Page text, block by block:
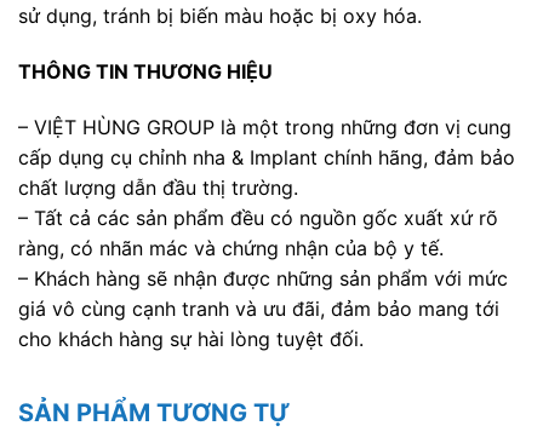
sử dụng, tránh bị biến màu hoặc bị oxy hóa.
THÔNG TIN THƯƠNG HIỆU
– VIỆT HÙNG GROUP là một trong những đơn vị cung
cấp dụng cụ chỉnh nha & Implant chính hãng, đảm bảo
chất lượng dẫn đầu thị trường.
– Tất cả các sản phẩm đều có nguồn gốc xuất xứ rõ
ràng, có nhãn mác và chứng nhận của bộ y tế.
– Khách hàng sẽ nhận được những sản phẩm với mức
giá vô cùng cạnh tranh và ưu đãi, đảm bảo mang tới
cho khách hàng sự hài lòng tuyệt đối.
SẢN PHẨM TƯƠNG TỰ